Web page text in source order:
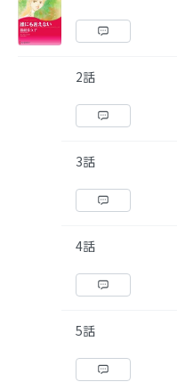
2話
3話
4話
5話